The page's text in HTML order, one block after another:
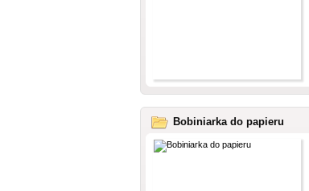
Bobiniarka do papieru